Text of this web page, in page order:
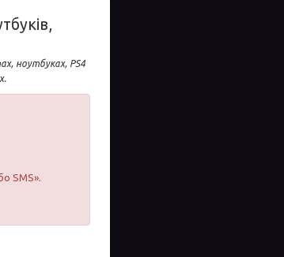
ноутбуках, PS4
SMS».